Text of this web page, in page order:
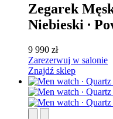
Zegarek
Niebieski ∙
9 990 zł
Zarezerwuj w salonie
Znajdź sklep